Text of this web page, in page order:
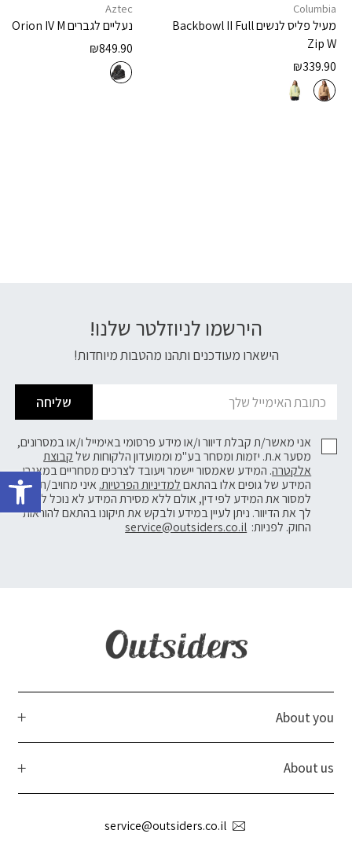
Columbia
מעיל פליס לנשיםBackbowl II Full
Zip W
₪339.90
Aztec
נעליים לגבריםOrion IV M
₪849.90
הירשמו לניוזלטר שלנו!
הישארו מעודכנים ותהנו מהטבות מיוחדות!
שליחה
אני מאשר/ת קבלת דיוור ו/או מידע פרסומי באימייל ו/או במסרונים,
מסער א.ת. יזמות ומסחר בע"מ וממועדון הלקוחות שלקבוצת
אלקטרה. המידע שאמסור יישמר ויעובד לצרכים מסחריים במאגרי
המידע של גופים אלו בהתאםלמדיניות הפרטיות. איני מחויב/ת
למסור את המידע לפי דין, אולם ללא מסירת המידע לא נוכל לשלוח
לך את הדיוור. ניתן לעיין במידע ולבקש את תיקונו בהתאם להוראות
החוק. לפניות: service@outsiders.co.il
About you
About us
service@outsiders.co.il